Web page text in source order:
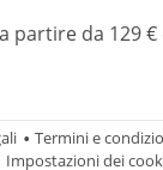
partire da 129
Termini e
Impostazioni dei